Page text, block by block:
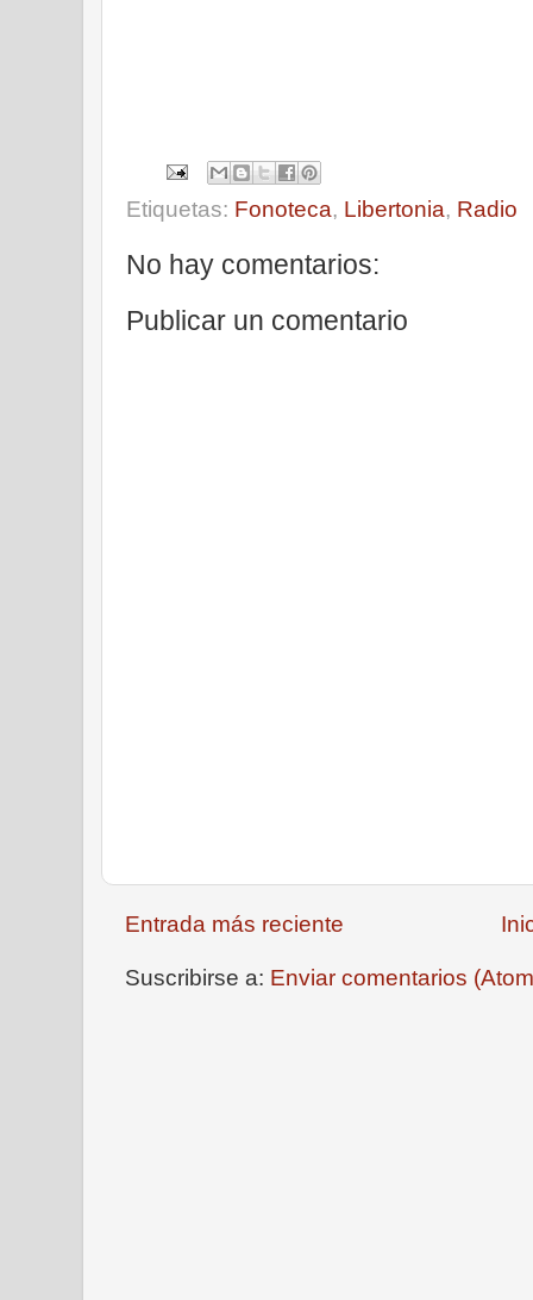
Etiquetas: Fonoteca, Libertonia, Radio
No hay comentarios:
Publicar un comentario
Entrada más reciente
Suscribirse a: Enviar comentarios